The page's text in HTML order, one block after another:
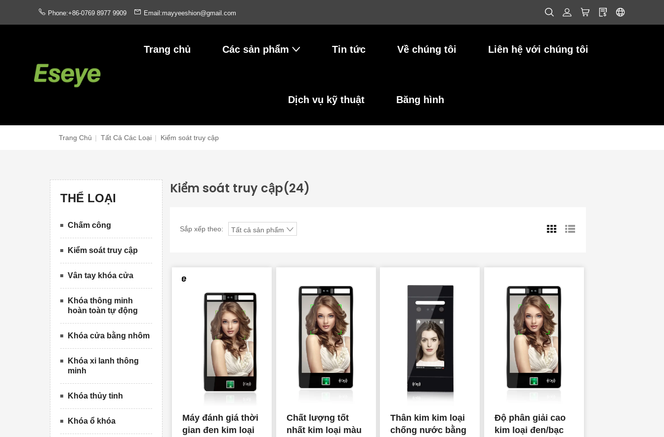
Phone:+86-0769 8977 9909 Email:mayyeeshion@gmail.com
Trang chủ Các sản phẩm Tin tức Về chúng tôi Liên hệ với chúng tôi
Dịch vụ kỹ thuật Băng hình
Trang Chủ | Tất Cả Các Loại | Kiểm soát truy cập
THỂ LOẠI
Chấm công
Kiểm soát truy cập
Vân tay khóa cửa
Khóa thông minh
hoàn toàn tự động
Khóa cửa bằng nhôm
Khóa xi lanh thông
minh
Khóa thủy tinh
Khóa ổ khóa
Kiểm soát truy cập(24)
Sắp xếp theo: Tất cả sản phẩm
Máy đánh giá thời
gian đen kim loại
Chất lượng tốt
nhất kim loại màu
Thân kim kim loại
chống nước bằng
Độ phân giải cao
kim loại đen/bạc